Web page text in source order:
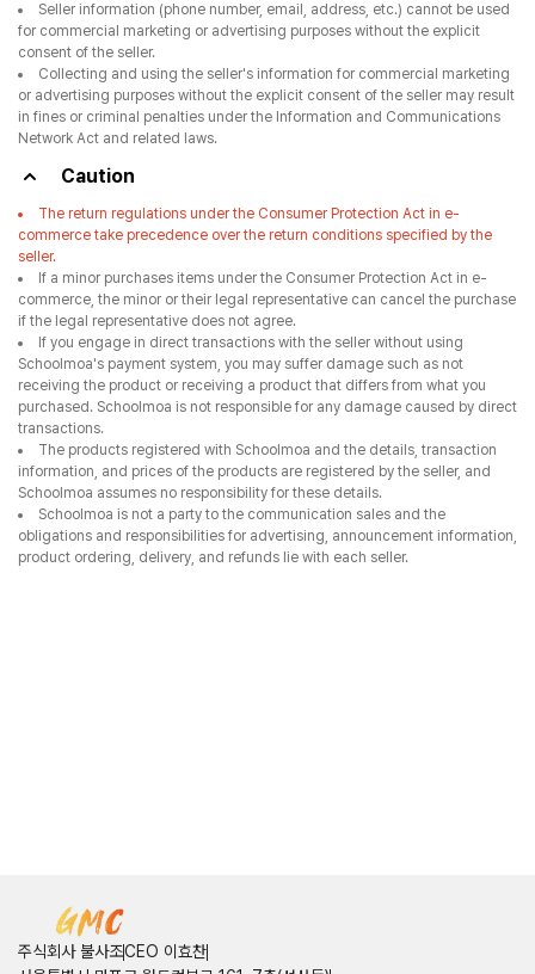
Seller information (phone number, email, address, etc.) cannot be used
for commercial marketing or advertising purposes without the explicit
consent of the seller.
Collecting and using the seller's information for commercial marketing
or advertising purposes without the explicit consent of the seller may result
in fines or criminal penalties under the Information and Communications
Network Act and related laws.
Caution
The return regulations under the Consumer Protection Act in e-
commerce take precedence over the return conditions specified by the
seller.
If a minor purchases items under the Consumer Protection Act in e-
commerce, the minor or their legal representative can cancel the purchase
if the legal representative does not agree.
If you engage in direct transactions with the seller without using
Schoolmoa's payment system, you may suffer damage such as not
receiving the product or receiving a product that differs from what you
purchased. Schoolmoa is not responsible for any damage caused by direct
transactions.
The products registered with Schoolmoa and the details, transaction
information, and prices of the products are registered by the seller, and
Schoolmoa assumes no responsibility for these details.
Schoolmoa is not a party to the communication sales and the
obligations and responsibilities for advertising, announcement information,
product ordering, delivery, and refunds lie with each seller.
주식회사 불사조CEO 이효찬